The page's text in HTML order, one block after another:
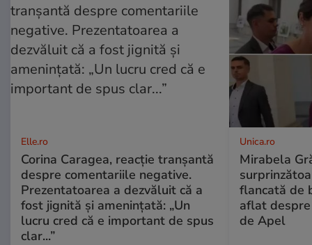
Elle.ro
Corina Caragea, reacție tranșantă
despre comentariile negative.
Prezentatoarea a dezvăluit că a
fost jignită și amenințată: „Un
lucru cred că e important de spus
clar...”
Unica.ro
Mirabela
flancată de
aflat
de Apel